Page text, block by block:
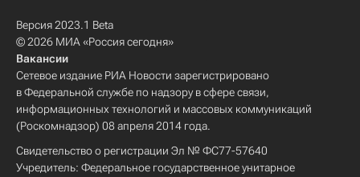
Версия 2023.1 Beta
© 2026 МИА «Россия сегодня»
Вакансии
Сетевое издание РИА Новости зарегистрировано
в Федеральной службе по надзору в сфере связи,
информационных технологий и массовых коммуникаций
(Роскомнадзор) 08 апреля 2014 года.
Свидетельство о регистрации Эл № ФС77-57640
Учредитель: Федеральное государственное унитарное